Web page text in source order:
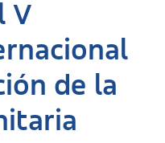
V
de la